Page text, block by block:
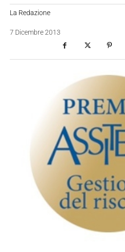
La Redazione
7 Dicembre 2013